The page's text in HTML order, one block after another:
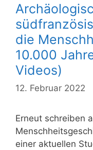
die
10.000
Videos)
12. Februar 2022
Erneut schreiben
einer aktuellen